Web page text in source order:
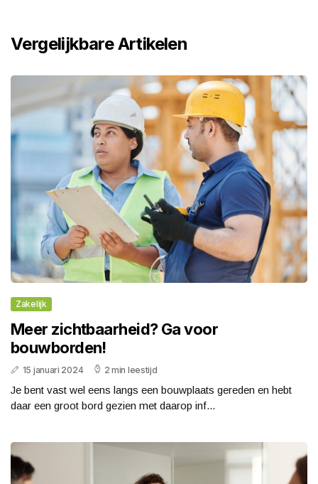
Vergelijkbare Artikelen
Zakelijk
Meer zichtbaarheid? Ga voor
bouwborden!
15 januari 2024 2 min leestijd
Je bent vast wel eens langs een bouwplaats gereden en hebt
daar een groot bord gezien met daarop inf...